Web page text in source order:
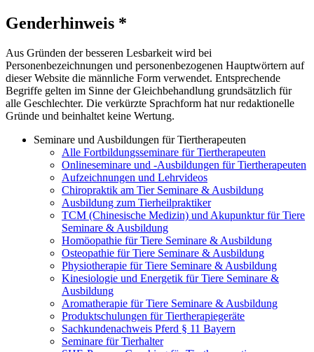
Genderhinweis *
Aus Gründen der besseren Lesbarkeit wird bei
Personenbezeichnungen und personenbezogenen Hauptwörtern auf
dieser Website die männliche Form verwendet. Entsprechende
Begriffe gelten im Sinne der Gleichbehandlung grundsätzlich für
alle Geschlechter. Die verkürzte Sprachform hat nur redaktionelle
Gründe und beinhaltet keine Wertung.
Seminare und Ausbildungen für Tiertherapeuten
Alle Fortbildungsseminare für Tiertherapeuten
Onlineseminare und -Ausbildungen für Tiertherapeuten
Aufzeichnungen und Lehrvideos
Chiropraktik am Tier Seminare & Ausbildung
Ausbildung zum Tierheilpraktiker
TCM (Chinesische Medizin) und Akupunktur für Tiere
Seminare & Ausbildung
Homöopathie für Tiere Seminare & Ausbildung
Osteopathie für Tiere Seminare & Ausbildung
Physiotherapie für Tiere Seminare & Ausbildung
Kinesiologie und Energetik für Tiere Seminare &
Ausbildung
Aromatherapie für Tiere Seminare & Ausbildung
Produktschulungen für Tiertherapiegeräte
Sachkundenachweis Pferd § 11 Bayern
Seminare für Tierhalter